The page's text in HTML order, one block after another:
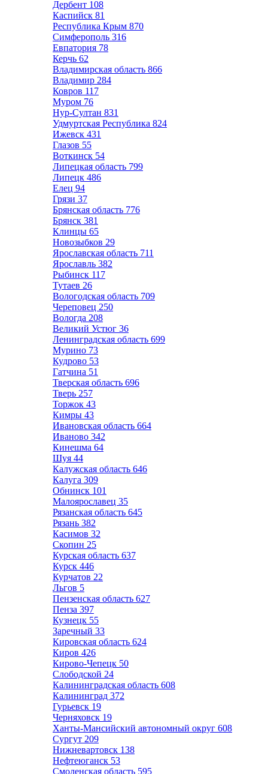
Дербент 108
Каспийск 81
Республика Крым 870
Симферополь 316
Евпатория 78
Керчь 62
Владимирская область 866
Владимир 284
Ковров 117
Муром 76
Нур-Султан 831
Удмуртская Республика 824
Ижевск 431
Глазов 55
Воткинск 54
Липецкая область 799
Липецк 486
Елец 94
Грязи 37
Брянская область 776
Брянск 381
Клинцы 65
Новозыбков 29
Ярославская область 711
Ярославль 382
Рыбинск 117
Тутаев 26
Вологодская область 709
Череповец 250
Вологда 208
Великий Устюг 36
Ленинградская область 699
Мурино 73
Кудрово 53
Гатчина 51
Тверская область 696
Тверь 257
Торжок 43
Кимры 43
Ивановская область 664
Иваново 342
Кинешма 64
Шуя 44
Калужская область 646
Калуга 309
Обнинск 101
Малоярославец 35
Рязанская область 645
Рязань 382
Касимов 32
Скопин 25
Курская область 637
Курск 446
Курчатов 22
Льгов 5
Пензенская область 627
Пенза 397
Кузнецк 55
Заречный 33
Кировская область 624
Киров 426
Кирово-Чепецк 50
Слободской 24
Калининградская область 608
Калининград 372
Гурьевск 19
Черняховск 19
Ханты-Мансийский автономный округ 608
Сургут 209
Нижневартовск 138
Нефтеюганск 53
Смоленская область 595